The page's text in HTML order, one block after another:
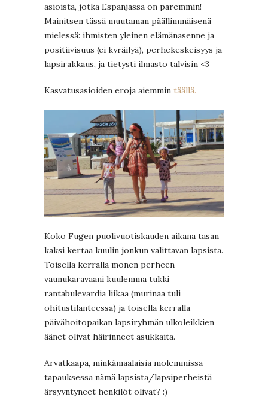
asioista, jotka Espanjassa on paremmin!
Mainitsen tässä muutaman päällimmäisenä
mielessä: ihmisten yleinen elämänasenne ja
positiivisuus (ei kyräilyä), perhekeskeisyys ja
lapsirakkaus, ja tietysti ilmasto talvisin <3
Kasvatusasioiden eroja aiemmin täällä.
Koko Fugen puolivuotiskauden aikana tasan
kaksi kertaa kuulin jonkun valittavan lapsista.
Toisella kerralla monen perheen
vaunukaravaani kuulemma tukki
rantabulevardia liikaa (murinaa tuli
ohitustilanteessa) ja toisella kerralla
päivähoitopaikan lapsiryhmän ulkoleikkien
äänet olivat häirinneet asukkaita.
Arvatkaapa, minkämaalaisia molemmissa
tapauksessa nämä lapsista/lapsiperheistä
ärsyyntyneet henkilöt olivat? :)